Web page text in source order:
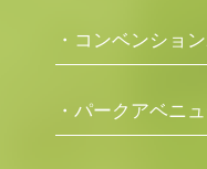
・コンベンショ
・パークアベニ